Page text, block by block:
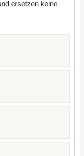
ersetzen keine